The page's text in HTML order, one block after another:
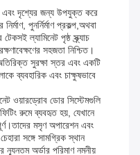
এবং দৃশ্যের জন্য উপযুক্ত করে
পুনর্নির্মাণ প্রকল্প,অথবা
ল্যামিনেট পৃষ্ঠ স্ক্র্যাচ
সহজতা নিশ্চিত।
অতিরিক্ত সুরক্ষা স্তর এবং একটি
ব্যবহারিক এবং চাক্ষুষভাবে
ওয়ারড্রোব ডোর সিস্টেমগুলি
রুমে ব্যবহৃত হয়, যেখানে
মসৃণ অপারেশন এবং
সঙ্গে সামগ্রিক স্থান
অর্ডার পরিমাণ নমনীয়